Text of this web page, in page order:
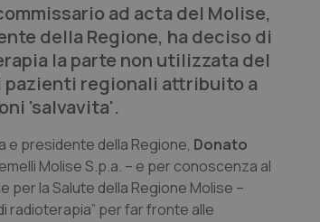
ad acta del Molise,
della Regione, ha deciso di
la parte non utilizzata del
regionali attribuito a
'salvavita'.
e presidente della Regione, Donato
Molise S.p.a. – e per conoscenza al
per la Salute della Regione Molise –
radioterapia” per far fronte alle